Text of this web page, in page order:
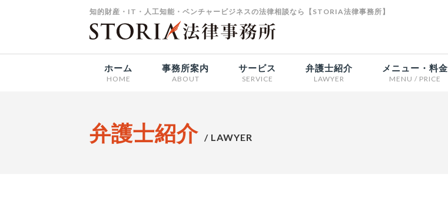
知的財産・IT・人工知能・ベンチャービジネスの法律相談なら【STORIA法律事務所】
ホーム
HOME
事務所案内
ABOUT
サービス
SERVICE
弁護士紹介
LAWYER
メニュー・料金
MENU / PRICE
弁護士紹介 / LAWYER